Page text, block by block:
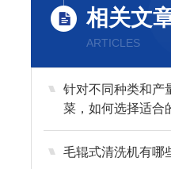
相关文
ARTICLES
针对不同种类和产
菜，如何选择适合
备？
毛辊式清洗机有哪